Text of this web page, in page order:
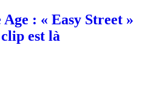
Age : « Easy Street »
est là